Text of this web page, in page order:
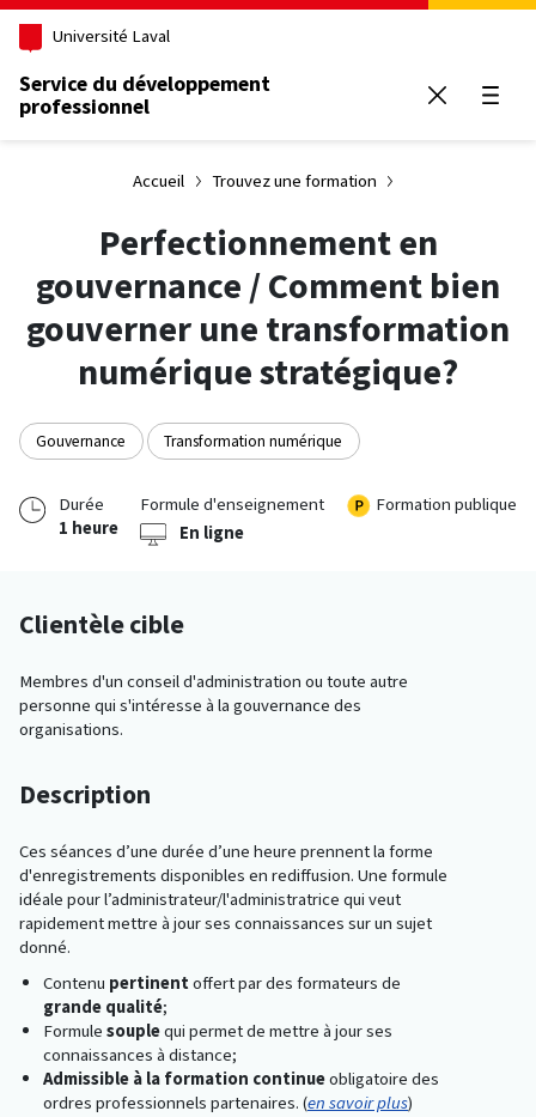
Aller au contenu principal
Université Laval
Service du développement
professionnel
Accueil Trouvez une formation
Perfectionnement en
gouvernance / Comment bien
gouverner une transformation
numérique stratégique?
Gouvernance Transformation numérique
Durée
1 heure
Formule d'enseignement
En ligne
Formation publique
Clientèle cible
Membres d'un conseil d'administration ou toute autre
personne qui s'intéresse à la gouvernance des
organisations.
Description
Ces séances d’une durée d’une heure prennent la forme
d'enregistrements disponibles en rediffusion. Une formule
idéale pour l’administrateur/l'administratrice qui veut
rapidement mettre à jour ses connaissances sur un sujet
donné.
Contenu pertinentoffert par des formateurs de
grande qualité;
Formule souplequi permet de mettre à jour ses
connaissances à distance;
Admissible à la formation continueobligatoire des
ordres professionnels partenaires. (en savoir plus)